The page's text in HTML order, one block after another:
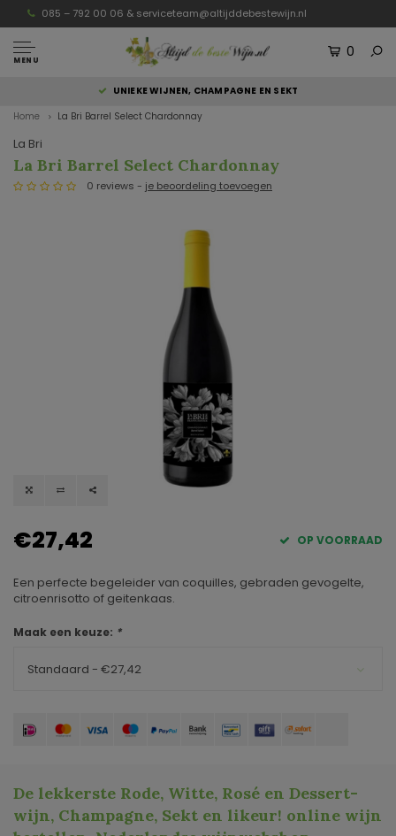
085 – 792 00 06 & serviceteam@altijddebestewijn.nl
MENU
0
UNIEKE WIJNEN, CHAMPAGNE EN SEKT
Home La Bri Barrel Select Chardonnay
La Bri
La Bri Barrel Select Chardonnay
0 reviews - je beoordeling toevoegen
€27,42 OP VOORRAAD
Een perfecte begeleider van coquilles, gebraden gevogelte,
citroenrisotto of geitenkaas.
Maak een keuze: *
Standaard - €27,42
De lekkerste Rode, Witte, Rosé en Dessert-
wijn, Champagne, Sekt en likeur! online wijn